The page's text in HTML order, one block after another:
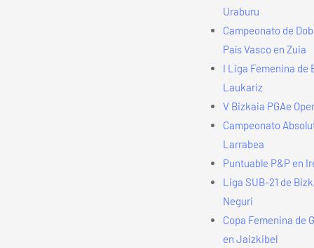
Uraburu
Campeonato de
País Vasco en Zuia
I Liga Femenina de
Laukariz
V Bizkaia PGAe
Campeonato
Larrabea
Puntuable P&P en
Liga SUB-21 de
Neguri
Copa Femenina de
en Jaizkibel